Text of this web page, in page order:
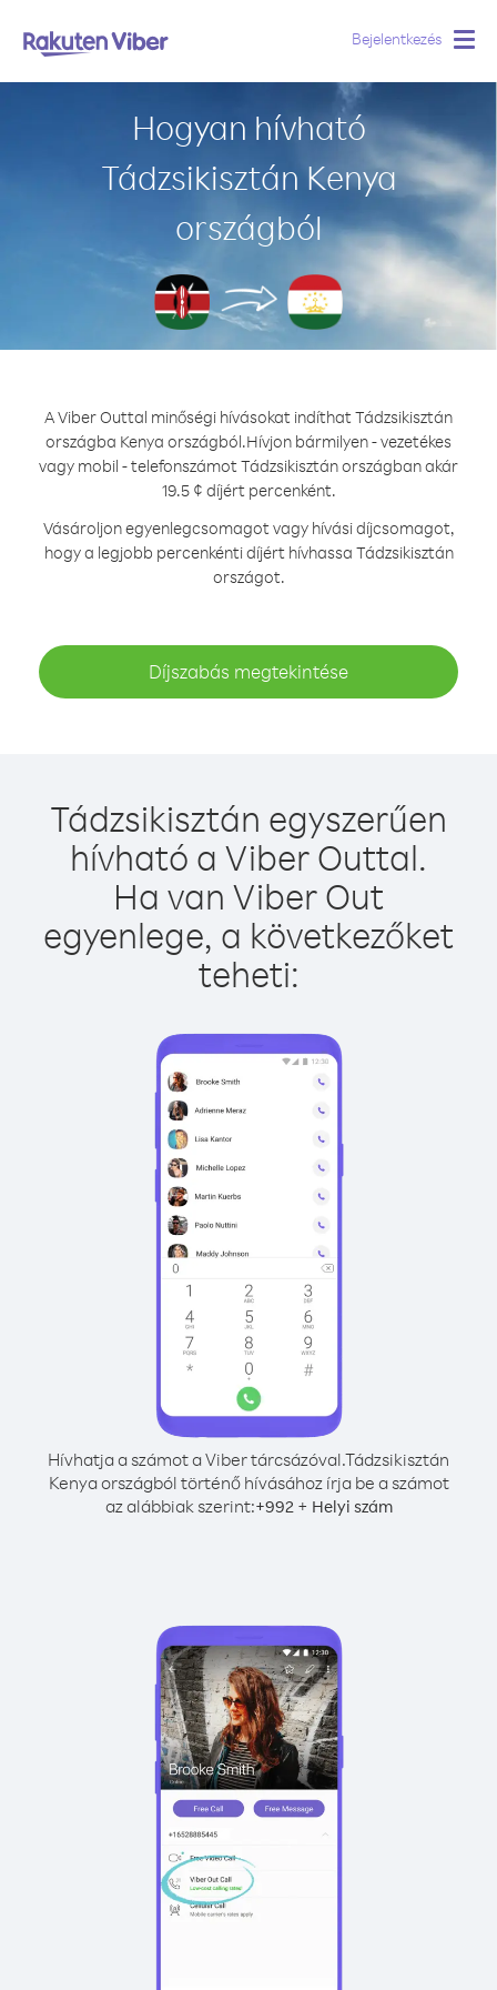
Bejelentkezés
Hogyan hívható
Tádzsikisztán Kenya
országból
A Viber Outtal minőségi hívásokat indíthat Tádzsikisztán
országba Kenya országból.Hívjon bármilyen - vezetékes
vagy mobil - telefonszámot Tádzsikisztán országban akár
19.5 ¢ díjért percenként.
Vásároljon egyenlegcsomagot vagy hívási díjcsomagot,
hogy a legjobb percenkénti díjért hívhassa Tádzsikisztán
országot.
Díjszabás megtekintése
Tádzsikisztán egyszerűen
hívható a Viber Outtal.
Ha van Viber Out
egyenlege, a következőket
teheti:
Hívhatja a számot a Viber tárcsázóval.Tádzsikisztán
Kenya országból történő hívásához írja be a számot
az alábbiak szerint:+992+ Helyi szám